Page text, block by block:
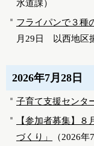
水道課）
フライパンで３種
月29日
以西地区
2026年7月28日
子育て支援センタ
【参加者募集】
づくり」
（2026年